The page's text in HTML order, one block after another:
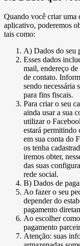
Quando você criar uma
aplicativo, poderemos
tais como:
A) Dados do seu
Esses dados
mail, endereço
de contato.
sendo necessária
para fins fiscais.
Para criar o seu
ainda usar a sua
utilizar o
estará permitindo
em sua conta do
os tenha
iremos obter,
das suas
rede social.
B) Dados de
Ao fazer o seu
depender do
pagamento
Ao escolher
pagamento
Atenção: suas